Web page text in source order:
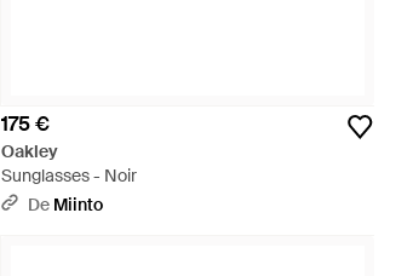
175 €
Oakley
Sunglasses - Noir
De Miinto